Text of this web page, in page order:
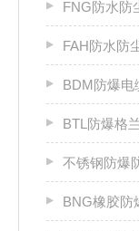
FNG防水防尘
FAH防水防
BDM防爆电
BTL防爆格
不锈钢防爆
BNG橡胶防